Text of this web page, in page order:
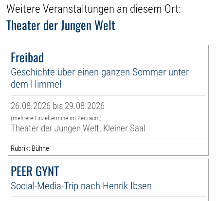
Weitere Veranstaltungen an diesem Ort:
Theater der Jungen Welt
Freibad
Geschichte über einen ganzen Sommer unter
dem Himmel
26.08.2026 bis 29.08.2026
(mehrere Einzeltermine im Zeitraum)
Theater der Jungen Welt, Kleiner Saal
Rubrik: Bühne
PEER GYNT
Social-Media-Trip nach Henrik Ibsen